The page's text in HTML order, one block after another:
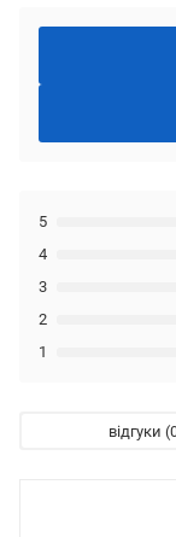
1
2
3
4
5
відгуки